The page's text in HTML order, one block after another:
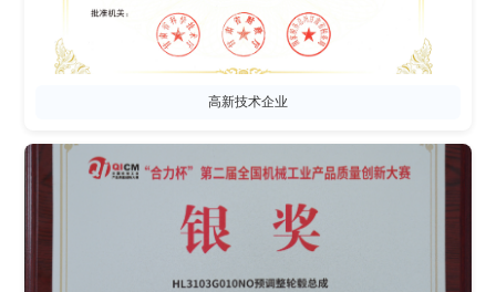
高新技术企业